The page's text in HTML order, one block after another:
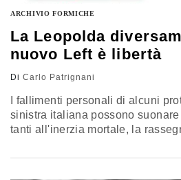
ARCHIVIO FORMICHE
La Leopolda
nuovo Left è libertà
Di Carlo Patrignani
I fallimenti personali di alcuni
sinistra italiana possono
tanti all'inerzia mortale, la